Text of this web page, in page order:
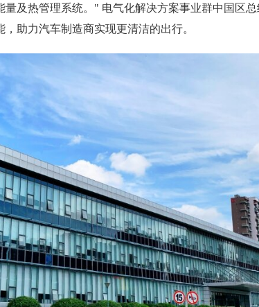
及热管理系统。" 电气化解决方案事业群中国区
助力汽车制造商实现更清洁的出行。